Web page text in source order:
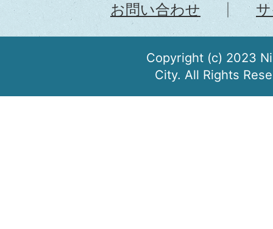
お問い合わせ
Copyright (c) 2023
City. All Rights